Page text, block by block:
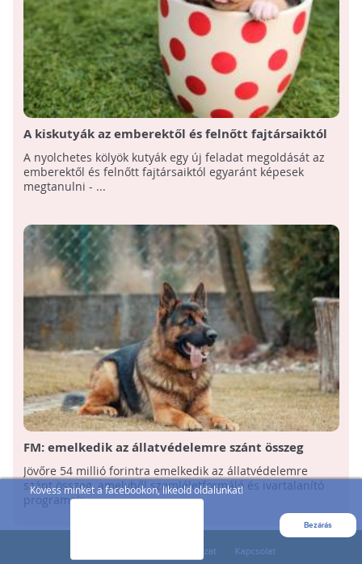
Kövess minket a facebookon, likeold oldalunkat!
Bezárás
A kiskutyák az emberektől és felnőtt fajtársaiktól
egyaránt képesek tanulni
A nyolchetes kölyök kutyák egy új feladat megoldását az
emberektől és felnőtt fajtársaiktól egyaránt képesek
megtanulni - ...
FM: emelkedik az állatvédelemre szánt összeg
jövőre
Jövőre 54 millió forintra emelkedik az állatvédelemre
szánt összeg, amelyből szemléletformáló és ivartalanító
programok ...